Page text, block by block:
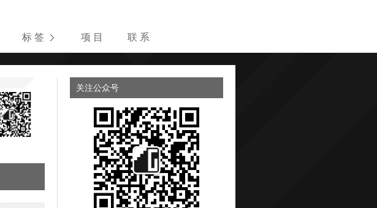
标 签 项 目 联 系
关注公众号